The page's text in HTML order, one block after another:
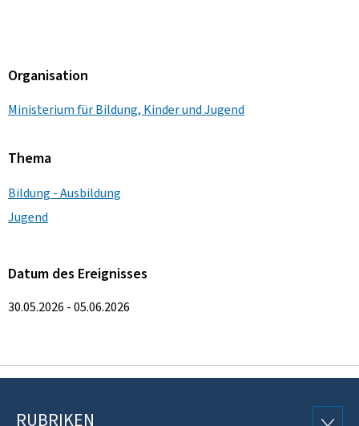
Organisation
Ministerium für Bildung, Kinder und Jugend
Thema
Bildung - Ausbildung
Jugend
Datum des Ereignisses
30.05.2026 - 05.06.2026
RUBRIKEN